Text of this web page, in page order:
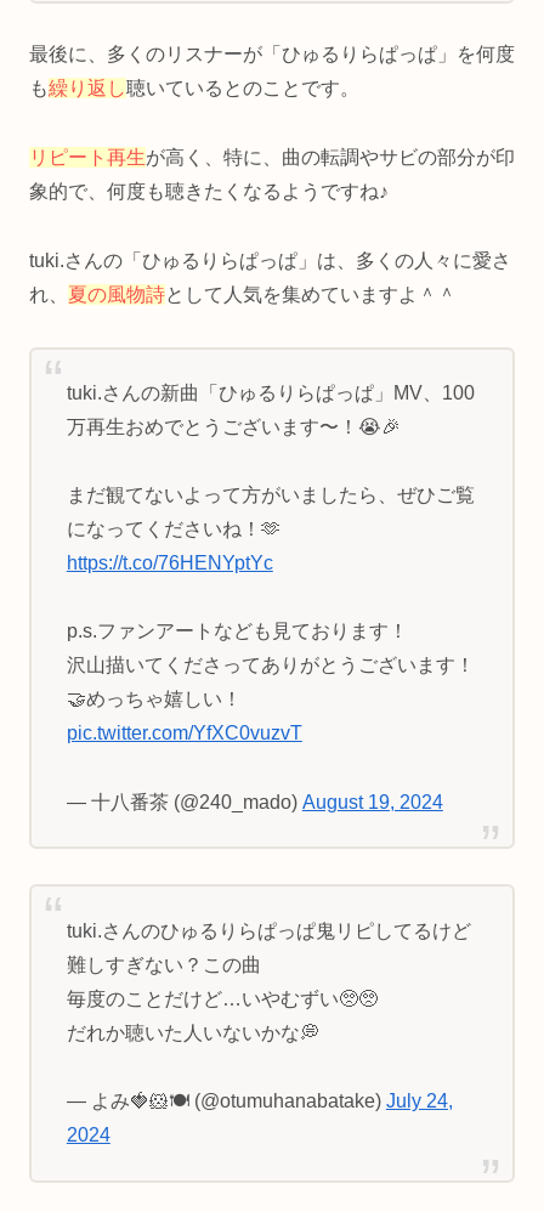
最後に、多くのリスナーが「ひゅるりらぱっぱ」を何度
も繰り返し聴いているとのことです。
リピート再生が高く、特に、曲の転調やサビの部分が印
象的で、何度も聴きたくなるようですね♪
tuki.さんの「ひゅるりらぱっぱ」は、多くの人々に愛さ
れ、 夏の風物詩として人気を集めていますよ＾＾
tuki.さんの新曲「ひゅるりらぱっぱ」MV、100
万再生おめでとうございます〜！😭🎉
まだ観てないよって方がいましたら、ぜひご覧
になってくださいね！🫶
https://t.co/76HENYptYc
p.s.ファンアートなども見ております！
沢山描いてくださってありがとうございます！
🤝めっちゃ嬉しい！
pic.twitter.com/YfXC0vuzvT
— 十八番茶 (@240_mado) August 19, 2024
tuki.さんのひゅるりらぱっぱ鬼リピしてるけど
難しすぎない？この曲
毎度のことだけど…いやむずい🥺🥺
だれか聴いた人いないかな💭
— よみ🍓🐹🍽 (@otumuhanabatake) July 24,
2024